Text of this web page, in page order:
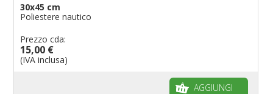
30x45 cm
Poliestere nautico
Prezzo cda:
15,00 €
(IVA inclusa)
AGGIUNGI